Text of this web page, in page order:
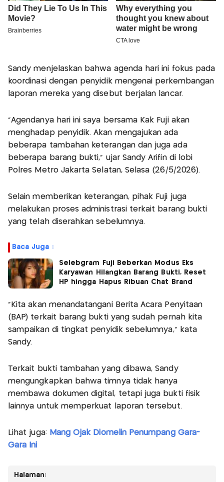
Sandy menjelaskan bahwa agenda hari ini fokus pada
koordinasi dengan penyidik mengenai perkembangan
laporan mereka yang disebut berjalan lancar.
"Agendanya hari ini saya bersama Kak Fuji akan
menghadap penyidik. Akan mengajukan ada
beberapa tambahan keterangan dan juga ada
beberapa barang bukti," ujar Sandy Arifin di lobi
Polres Metro Jakarta Selatan, Selasa (26/5/2026).
Selain memberikan keterangan, pihak Fuji juga
melakukan proses administrasi terkait barang bukti
yang telah diserahkan sebelumnya.
Baca Juga :
Selebgram Fuji Beberkan Modus Eks
Karyawan Hilangkan Barang Bukti, Reset
HP hingga Hapus Ribuan Chat Brand
"Kita akan menandatangani Berita Acara Penyitaan
(BAP) terkait barang bukti yang sudah pernah kita
sampaikan di tingkat penyidik sebelumnya," kata
Sandy.
Terkait bukti tambahan yang dibawa, Sandy
mengungkapkan bahwa timnya tidak hanya
membawa dokumen digital, tetapi juga bukti fisik
lainnya untuk memperkuat laporan tersebut.
Lihat juga: Mang Ojak Diomelin Penumpang Gara-
Gara Ini
Halaman: